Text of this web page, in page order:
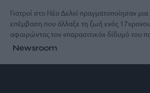
Γιατροί στο Νέο Δελχί πραγματοποίησαν μια
επέμβαση που άλλαξε τη ζωή ενός
αφαιρώντας τον «παρασιτικό» δίδυμό του
Newsroom